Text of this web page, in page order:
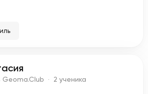
Geoma.Club · 2 ученика